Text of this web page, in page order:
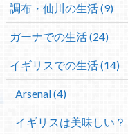
調布・仙川の生活 (9)
ガーナでの生活 (24)
イギリスでの生活 (14)
Arsenal (4)
イギリスは美味しい？